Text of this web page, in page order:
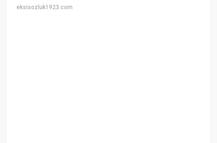
eksisozluk1923.com